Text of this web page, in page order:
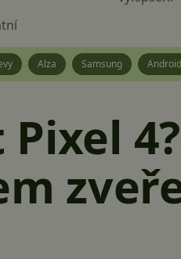
Alza Samsung